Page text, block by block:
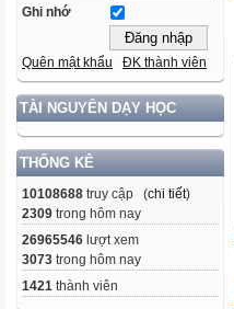
Ghi nhớ
Quên mật khẩu ĐK thành viên
TÀI NGUYÊN DẠY HỌC
THỐNG KÊ
10108688 truy cập (chi tiết)
2309 trong hôm nay
26965546 lượt xem
3073 trong hôm nay
1421 thành viên